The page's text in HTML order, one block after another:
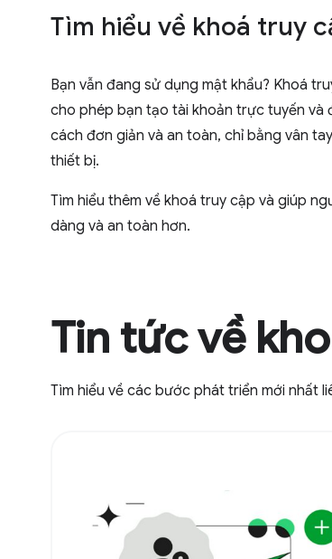
Tìm hiểu về khoá truy
Bạn vẫn đang sử dụng mật khẩu? Khoá
cho phép bạn tạo tài khoản trực tuyến
cách đơn giản và an toàn, chỉ bằng vân
thiết bị.
Tìm hiểu thêm về khoá truy cập và giúp
dàng và an toàn hơn.
Tin tức về
Tìm hiểu về các bước phát triển mới nhất